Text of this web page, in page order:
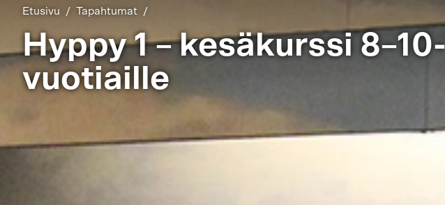
Etusivu Tapahtumat
Hyppy 1 – kesäkurssi 8–10-
vuotiaille